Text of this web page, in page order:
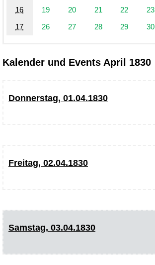
16
19 20 21 22 23
17
26 27 28 29 30
Kalender und Events April 1830
Donnerstag, 01.04.1830
Freitag, 02.04.1830
Samstag, 03.04.1830